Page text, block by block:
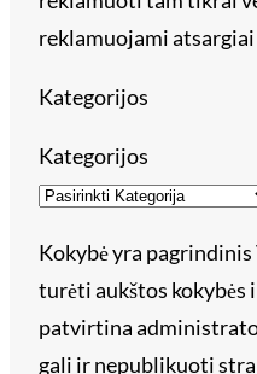
reklamuojami
Kategorijos
Kategorijos
Kokybė yra
turėti aukštos kokybės
patvirtina
gali ir nepublikuoti